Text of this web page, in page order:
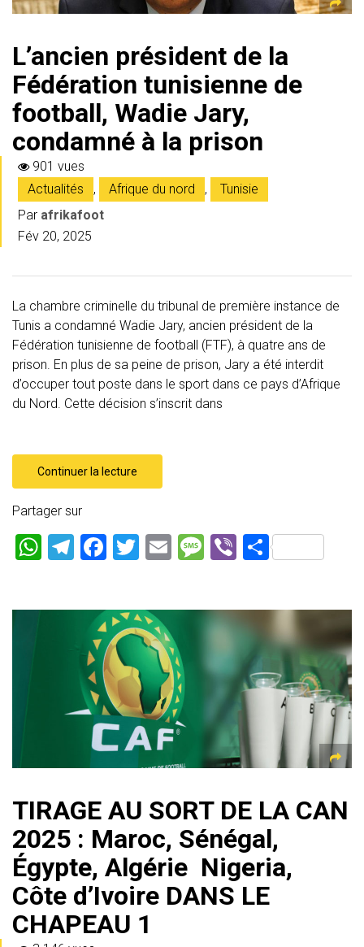
L’ancien président de la
Fédération tunisienne de
football, Wadie Jary,
condamné à la prison
901 vues
Actualités
, Afrique du nord ,
Tunisie
Par afrikafoot
Fév 20, 2025
La chambre criminelle du tribunal de première instance de
Tunis a condamné Wadie Jary, ancien président de la
Fédération tunisienne de football (FTF), à quatre ans de
prison. En plus de sa peine de prison, Jary a été interdit
d’occuper tout poste dans le sport dans ce pays d’Afrique
du Nord. Cette décision s’inscrit dans
Continuer la lecture
Partager sur
W T
gr
a
m
F
b
o
ok
T
er
E
M
a
g
e
Vi P
g
er
TIRAGE AU SORT DE LA CAN
2025 : Maroc, Sénégal,
Égypte, Algérie Nigeria,
Côte d’Ivoire DANS LE
CHAPEAU 1